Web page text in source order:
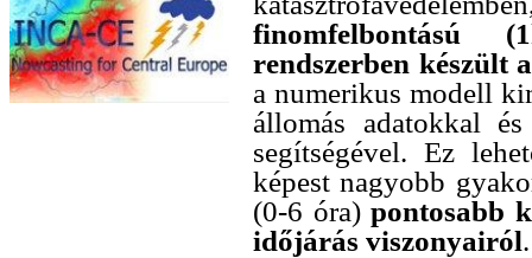
finomfelbontású
rendszerben készült
a numerikus modell
állomás adatokkal
segítségével. Ez
képest nagyobb
(0-6 óra) pontosabb
időjárás viszonyairól.